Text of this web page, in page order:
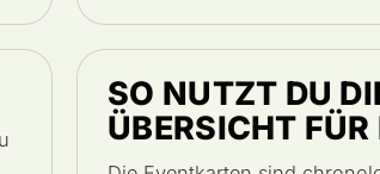
SO NUTZT DU
ÜBERSICHT